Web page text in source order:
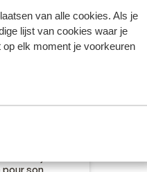
van alle cookies. Als je
lijst van cookies waar je
elk moment je voorkeuren
de 113 €
Saronique
Égée à la
fertiles
centre-ville de
vers le
son